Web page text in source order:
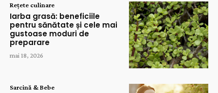
Rețete culinare
Iarba grasă: beneficiile
pentru sănătate și cele mai
gustoase moduri de
preparare
mai 18, 2026
Sarcină & Bebe